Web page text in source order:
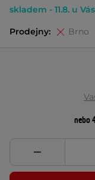
skladem - 11.8. u Vás
Prodejny: Brno
nebo